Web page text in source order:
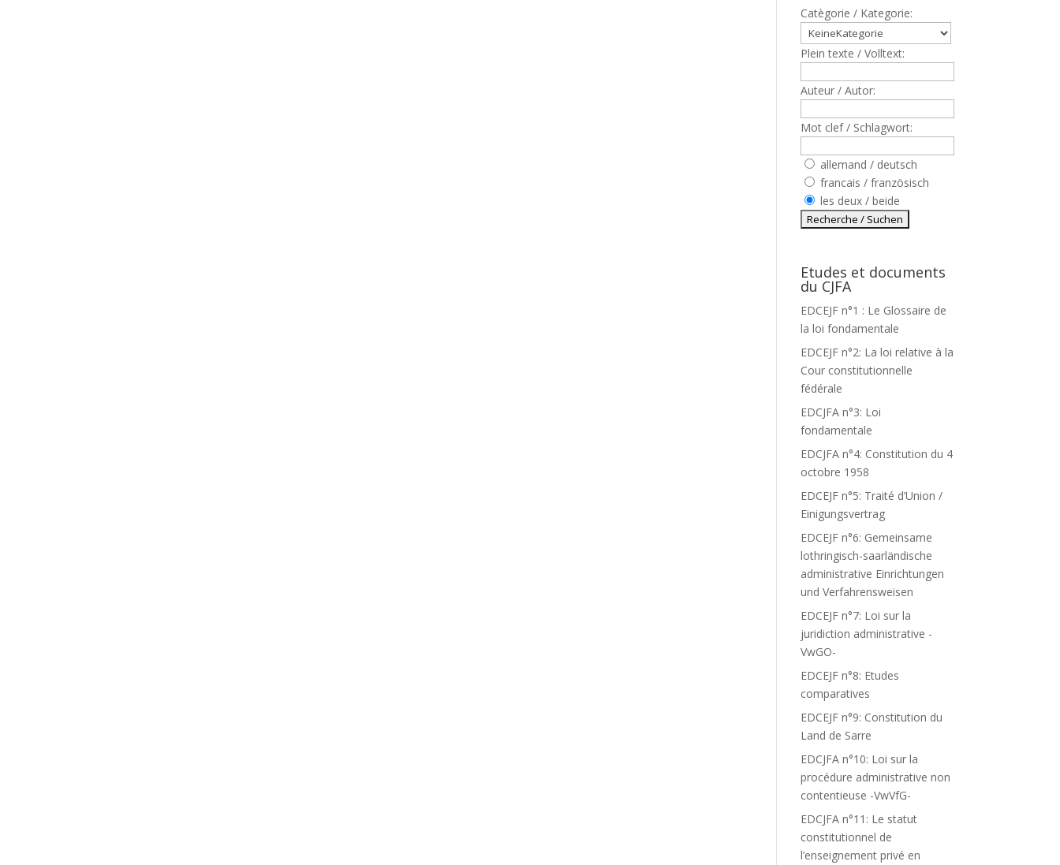
Catègorie / Kategorie:
Plein texte / Volltext:
Auteur / Autor:
Mot clef / Schlagwort:
allemand / deutsch
francais / französisch
les deux / beide
Etudes et documents
du CJFA
EDCEJF n°1 : Le Glossaire de
la loi fondamentale
EDCEJF n°2: La loi relative à la
Cour constitutionnelle
fédérale
EDCJFA n°3: Loi
fondamentale
EDCJFA n°4: Constitution du 4
octobre 1958
EDCEJF n°5: Traité d’Union /
Einigungsvertrag
EDCEJF n°6: Gemeinsame
lothringisch-saarländische
administrative Einrichtungen
und Verfahrensweisen
EDCEJF n°7: Loi sur la
juridiction administrative -
VwGO-
EDCEJF n°8: Etudes
comparatives
EDCEJF n°9: Constitution du
Land de Sarre
EDCJFA n°10: Loi sur la
procédure administrative non
contentieuse -VwVfG-
EDCJFA n°11: Le statut
constitutionnel de
l’enseignement privé en